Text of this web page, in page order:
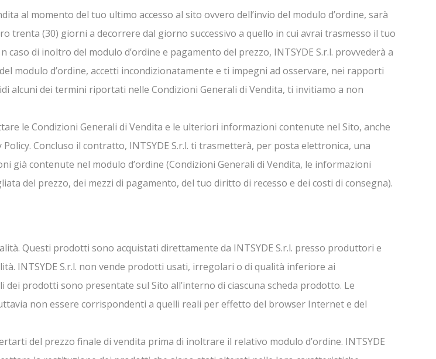
al momento del tuo ultimo accesso al sito ovvero dell’invio del modulo d’ordine, sarà
trenta (30) giorni a decorrere dal giorno successivo a quello in cui avrai trasmesso il tuo
di inoltro del modulo d’ordine e pagamento del prezzo, INTSYDE S.r.l. provvederà a
modulo d’ordine, accetti incondizionatamente e ti impegni ad osservare, nei rapporti
alcuni dei termini riportati nelle Condizioni Generali di Vendita, ti invitiamo a non
le Condizioni Generali di Vendita e le ulteriori informazioni contenute nel Sito, anche
Concluso il contratto, INTSYDE S.r.l. ti trasmetterà, per posta elettronica, una
già contenute nel modulo d’ordine (Condizioni Generali di Vendita, le informazioni
del prezzo, dei mezzi di pagamento, del tuo diritto di recesso e dei costi di consegna).
Questi prodotti sono acquistati direttamente da INTSYDE S.r.l. presso produttori e
INTSYDE S.r.l. non vende prodotti usati, irregolari o di qualità inferiore ai
prodotti sono presentate sul Sito all’interno di ciascuna scheda prodotto. Le
non essere corrispondenti a quelli reali per effetto del browser Internet e del
del prezzo finale di vendita prima di inoltrare il relativo modulo d’ordine. INTSYDE